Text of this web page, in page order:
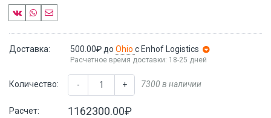
Доставка: 500.00₽ до Ohio с Enhof Logistics
Расчетное время доставки: 18-25 дней
Количество: - + 7300 в наличии
Расчет: 1162300.00₽